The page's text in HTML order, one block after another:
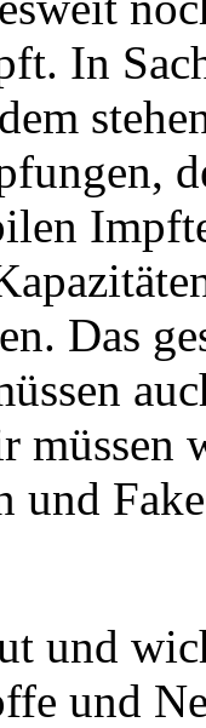
In
Das
müssen
und
und
und